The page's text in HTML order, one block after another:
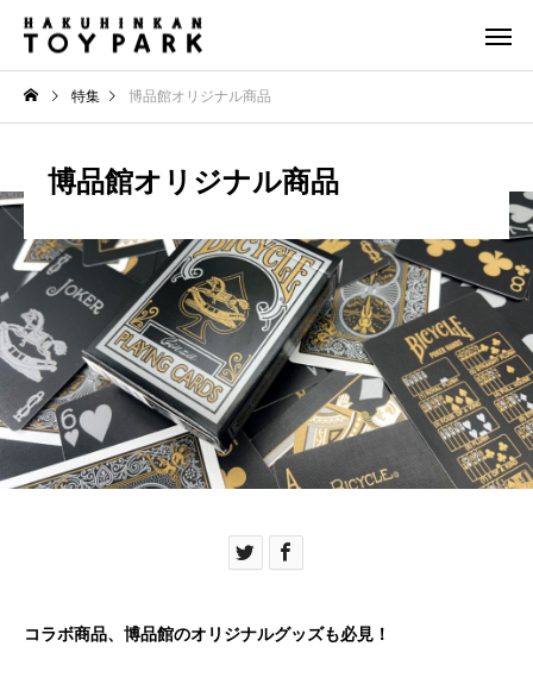
特集 博品館オリジナル商品
博品館オリジナル商品
コラボ商品、博品館のオリジナルグッズも必見！